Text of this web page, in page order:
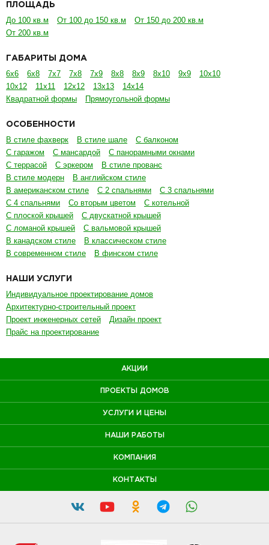
ПЛОЩАДЬ
До 100 кв.м От 100 до 150 кв.м
От 150 до 200 кв.м
От 200 кв.м
ГАБАРИТЫ ДОМА
6х6 6х8 7х7 7х8 7х9 8х8 8х9 8х10 9х9
10х10
10х12
11х11 12х12 13х13
14х14
Квадратной формы
Прямоугольной формы
ОСОБЕННОСТИ
В стиле фахверк В стиле шале
С балконом
С гаражом
С мансардой
С панорамными окнами
С террасой
С эркером
В стиле прованс
В стиле модерн
В английском стиле
В американском стиле
С 2 спальнями
С 3 спальнями
С 4 спальнями
Со вторым цветом
С котельной
С плоской крышей
С двускатной крышей
С ломаной крышей
С вальмовой крышей
В канадском стиле
В классическом стиле
В современном стиле
В финском стиле
НАШИ УСЛУГИ
Индивидуальное проектирование домов
Архитектурно-строительный проект
Проект инженерных сетей
Дизайн проект
Прайс на проектирование
АКЦИИ
ПРОЕКТЫ ДОМОВ
УСЛУГИ И ЦЕНЫ
НАШИ РАБОТЫ
КОМПАНИЯ
КОНТАКТЫ